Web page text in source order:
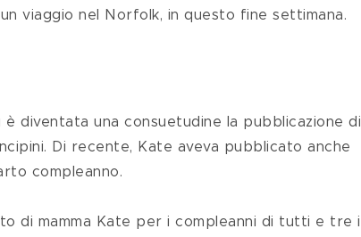
viaggio nel Norfolk, in questo fine settimana.
diventata una consuetudine la pubblicazione di
Di recente, Kate aveva pubblicato anche
compleanno.